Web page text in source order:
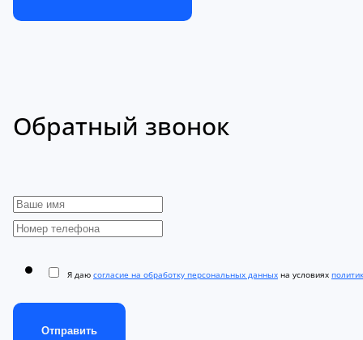
Обратный звонок
Я даю согласие на обработку персональных данных на условиях
Отправить